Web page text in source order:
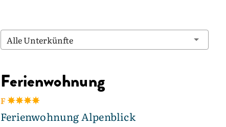
Alle Unterkünfte
Ferienwohnung
F
Ferienwohnung Alpenblick